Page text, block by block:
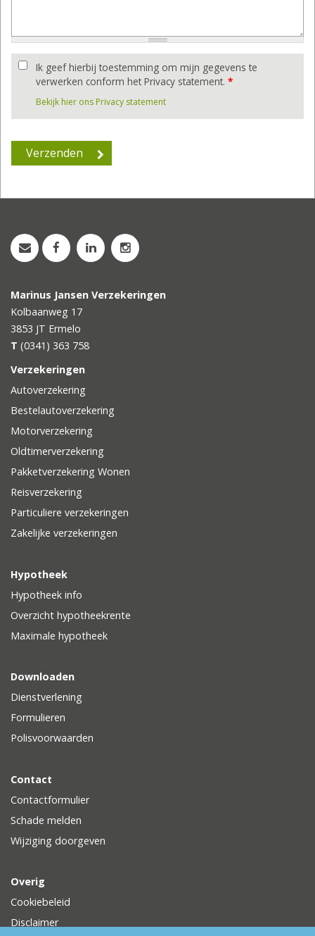
Ik geef hierbij toestemming om mijn gegevens te
verwerken conform het Privacy statement. *
Bekijk hier ons Privacy statement
Marinus Jansen Verzekeringen
Kolbaanweg 17
3853 JT Ermelo
T (0341) 363 758
Verzekeringen
Autoverzekering
Bestelautoverzekering
Motorverzekering
Oldtimerverzekering
Pakketverzekering Wonen
Reisverzekering
Particuliere verzekeringen
Zakelijke verzekeringen
Hypotheek
Hypotheek info
Overzicht hypotheekrente
Maximale hypotheek
Downloaden
Dienstverlening
Formulieren
Polisvoorwaarden
Contact
Contactformulier
Schade melden
Wijziging doorgeven
Overig
Cookiebeleid
Disclaimer